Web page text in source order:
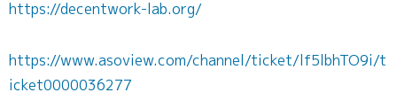
https://decentwork-lab.org/
https://www.asoview.com/channel/ticket/lf5lbhTO9i/t
icket0000036277